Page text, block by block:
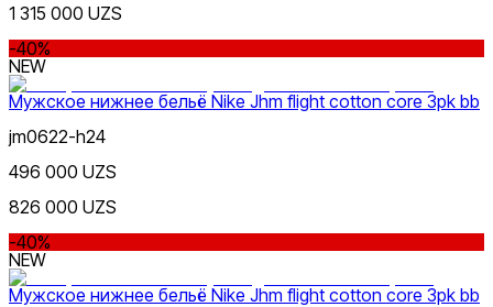
1 315 000 UZS
-40%
NEW
Мужское нижнее бельё Nike Jhm flight cotton core 3pk bb
jm0622-h24
496 000 UZS
826 000 UZS
-40%
NEW
Мужское нижнее бельё Nike Jhm flight cotton core 3pk bb